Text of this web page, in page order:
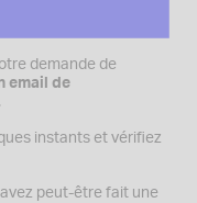
demande de
email de
instants et vérifiez
peut-être fait une